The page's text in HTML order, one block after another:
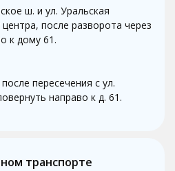
ш. и ул. Уральская
после разворота через
к дому 61.
пересечения с ул.
направо к д. 61.
транспорте